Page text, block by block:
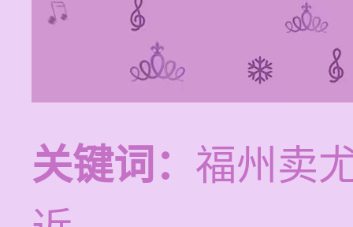
关键词： 福州卖